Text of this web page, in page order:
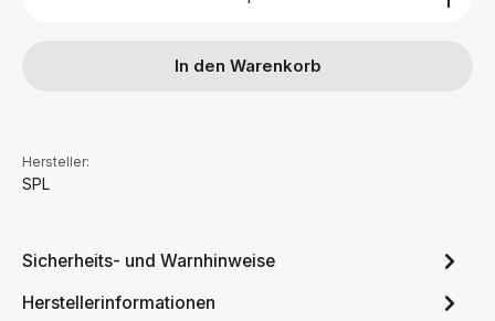
In den Warenkorb
Hersteller:
SPL
Sicherheits- und Warnhinweise
Herstellerinformationen